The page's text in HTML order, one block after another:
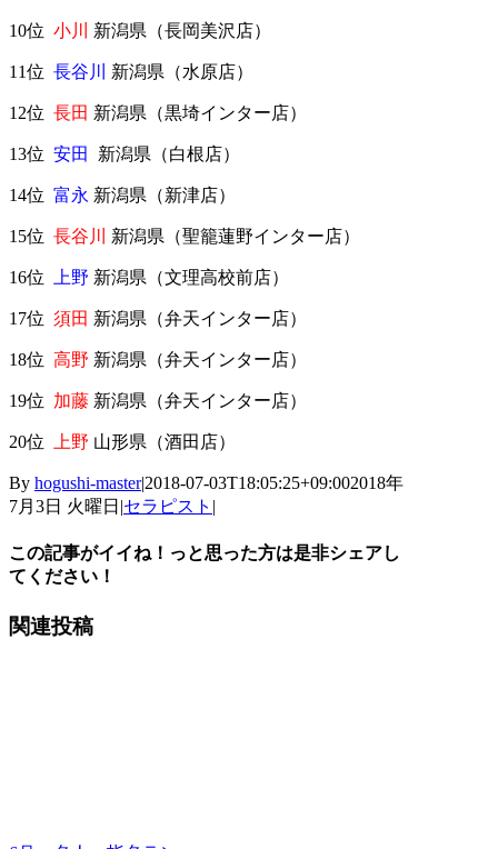
10位 小川 新潟県（長岡美沢店）
11位 長谷川 新潟県（水原店）
12位 長田 新潟県（黒埼インター店）
13位 安田 新潟県（白根店）
14位 富永 新潟県（新津店）
15位 長谷川 新潟県（聖籠蓮野インター店）
16位 上野 新潟県（文理高校前店）
17位 須田 新潟県（弁天インター店）
18位 高野 新潟県（弁天インター店）
19位 加藤 新潟県（弁天インター店）
20位 上野 山形県（酒田店）
By hogushi-master|2018-07-03T18:05:25+09:002018年
7月3日 火曜日 |セラピスト |
この記事がイイね！っと思った方は是非シェアし
てください！
Facebook
X
Tumblr
Pinterest
関連投稿